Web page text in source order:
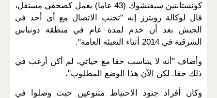
كونستانتين سيفتشوك (43 عاما) يعمل كصحفي مستقل،
قال لوكالة رويترز إنه "تجنب الاتصال مع أي أحد في
الجيش بعد أن خدم لمدة عام في منطقة دونباس
الشرقية في 2014 أثناء التعبئة العامة".
وأضاف "أنه لا يتناسب حقا مع حياتي، لم أكن أرغب في
ذلك حقا. لكن الآن هذا الوضع المطلوب".
وكان أفراد جنود الاحتياط متنوعين حيث وصلوا في